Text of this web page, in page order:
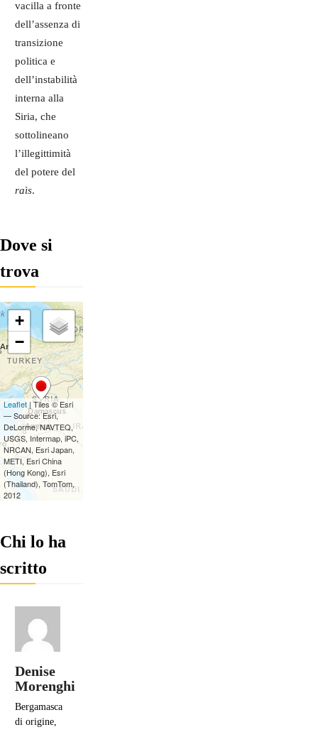
vacilla a fronte
dell’assenza di
transizione
politica e
dell’instabilità
interna alla
Siria, che
sottolineano
l’illegittimità
del potere del
raìs.
Dove si
trova
Chi lo ha
scritto
Denise
Morenghi
Bergamasca
di origine,